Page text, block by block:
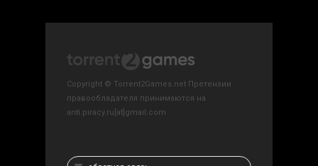
Copyright © Torrent2Games.net Претензии
правообладателя принимаются на
anti.piracy.ru[at]gmail.com